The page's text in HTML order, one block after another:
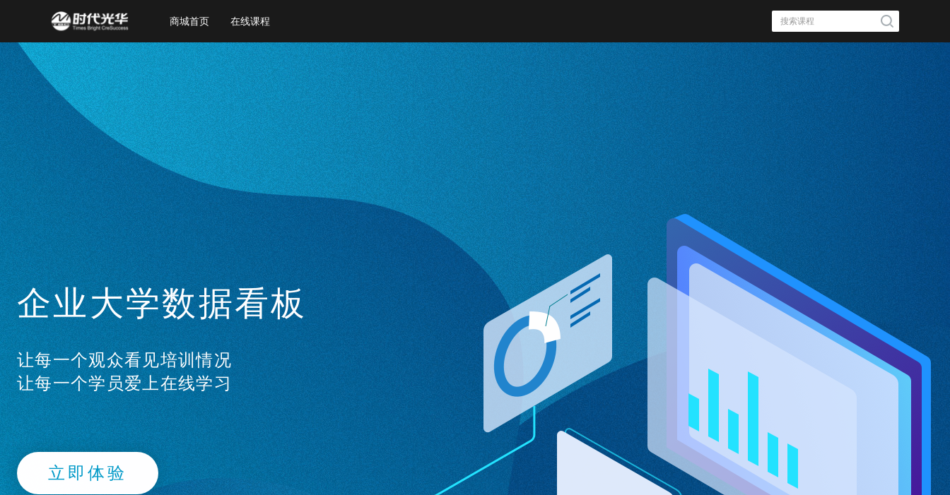
商城首页 在线课程
企业大学数据看板
让每一个观众看见培训情况
让每一个学员爱上在线学习
立即体验